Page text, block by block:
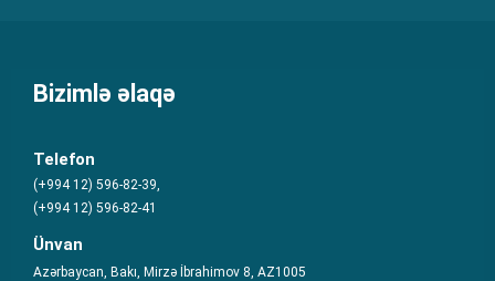
Bizimlə əlaqə
Telefon
(+994 12) 596-82-39,
(+994 12) 596-82-41
Ünvan
Azərbaycan, Bakı, Mirzə İbrahimov 8, AZ1005